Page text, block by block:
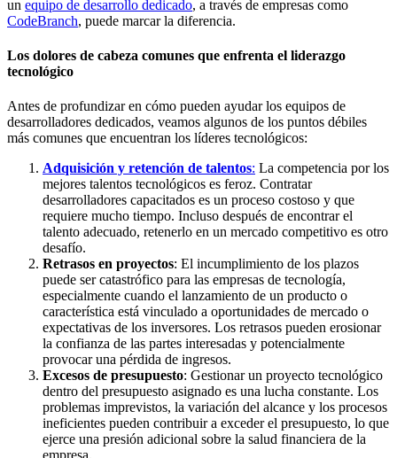
un equipo de desarrollo dedicado, a través de empresas como
CodeBranch, puede marcar la diferencia.
Los dolores de cabeza comunes que enfrenta el liderazgo
tecnológico
Antes de profundizar en cómo pueden ayudar los equipos de
desarrolladores dedicados, veamos algunos de los puntos débiles
más comunes que encuentran los líderes tecnológicos:
Adquisición y retención de talentos: La competencia por los
mejores talentos tecnológicos es feroz. Contratar
desarrolladores capacitados es un proceso costoso y que
requiere mucho tiempo. Incluso después de encontrar el
talento adecuado, retenerlo en un mercado competitivo es otro
desafío.
Retrasos en proyectos: El incumplimiento de los plazos
puede ser catastrófico para las empresas de tecnología,
especialmente cuando el lanzamiento de un producto o
característica está vinculado a oportunidades de mercado o
expectativas de los inversores. Los retrasos pueden erosionar
la confianza de las partes interesadas y potencialmente
provocar una pérdida de ingresos.
Excesos de presupuesto: Gestionar un proyecto tecnológico
dentro del presupuesto asignado es una lucha constante. Los
problemas imprevistos, la variación del alcance y los procesos
ineficientes pueden contribuir a exceder el presupuesto, lo que
ejerce una presión adicional sobre la salud financiera de la